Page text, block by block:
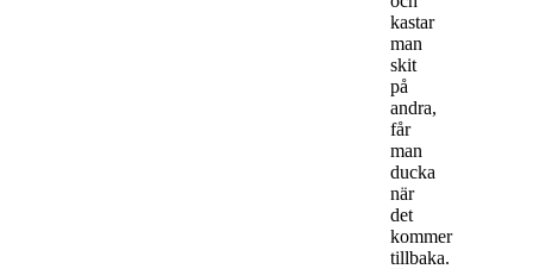
kastar
man
skit
på
andra,
får
man
ducka
när
det
kommer
tillbaka.